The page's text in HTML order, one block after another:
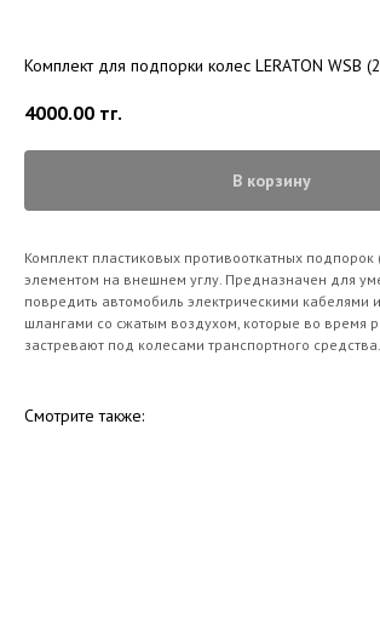
Комплект для подпорки колес LERATON WSB
4000.00 тг.
В корзину
Комплект пластиковых противооткатных
элементом на внешнем углу. Предназначен для
повредить автомобиль электрическими кабелями
шлангами со сжатым воздухом, которые во время
застревают под колесами транспортного средства.
Смотрите также: